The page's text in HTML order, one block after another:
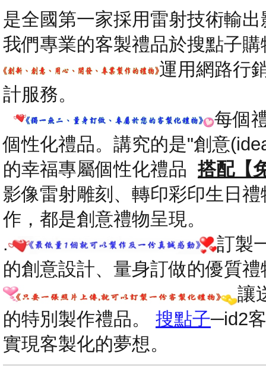
是全國第一家採用雷射技術輸
我們專業的客製禮品於搜點子
運用網路行
計服務。
每個
個性化禮品。講究的是"創意
的幸福專屬個性化禮品搭配【
影像雷射雕刻、轉印彩印生日禮
作，都是創意禮物呈現。
.
訂製
的創意設計、量身訂做的優質禮
讓
的特別製作禮品。 搜點子─id2
實現客製化的夢想。